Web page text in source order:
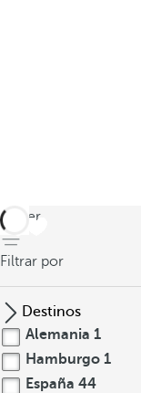
volver
Filtrar por
Destinos
Alemania 1
Hamburgo 1
España 44